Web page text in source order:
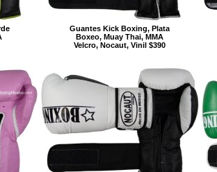
Guantes Kick Boxing, Plata
Boxeo, Muay Thai, MMA
Velcro, Nocaut, Vinil $390